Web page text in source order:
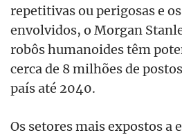
repetitivas ou perigosas e
envolvidos, o Morgan
robôs humanoides têm
cerca de 8 milhões de
país até 2040.
Os setores mais expostos a